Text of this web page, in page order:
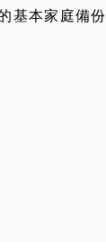
基本家庭備份